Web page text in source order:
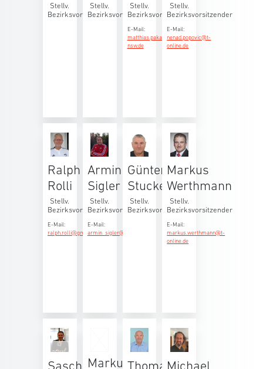
Stellv.
Bezirksvorsitzender
Stellv.
Bezirksvorsitzender
Stellv.
Bezirksvorsitzender
E-Mail:
matthias.pakai@bezirk-
nsw.de
Stellv.
Bezirksvorsitzender
E-Mail:
nenad.popovic@t-
online.de
Ralph
Rolli
Stellv.
Bezirksvorsitzender
E-Mail:
ralph.rolli@gmx.de
Armin
Sigler
Stellv.
Bezirksvorsitzender
E-Mail:
armin_sigler@yahoo.de
Günter
Stucke
Stellv.
Bezirksvorsitzender
Markus
Werthmann
Stellv.
Bezirksvorsitzender
E-Mail:
markus.werthmann@t-
online.de
©
privat
SaschaMarkusThomasMichael